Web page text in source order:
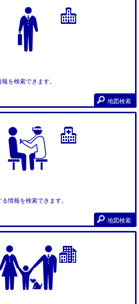
を検索できます。
地図検索
情報を検索できます。
地図検索